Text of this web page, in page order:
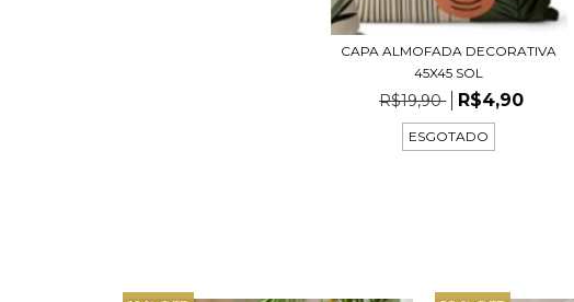
CAPA ALMOFADA DECORATIVA
45X45 SOL
R$19,90 R$4,90
ESGOTADO